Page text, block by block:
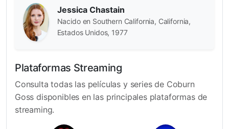
Jessica Chastain
Nacido en Southern California, California,
Estados Unidos, 1977
Plataformas Streaming
Consulta todas las películas y series de Coburn
Goss disponibles en las principales plataformas de
streaming.